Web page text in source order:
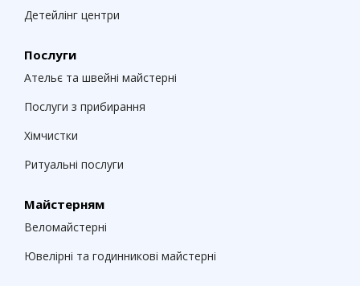
Детейлінг центри
Послуги
Ательє та швейні майстерні
Послуги з прибирання
Хімчистки
Ритуальні послуги
Майстерням
Веломайстерні
Ювелірні та годинникові майстерні